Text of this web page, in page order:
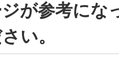
が参考にな
い。